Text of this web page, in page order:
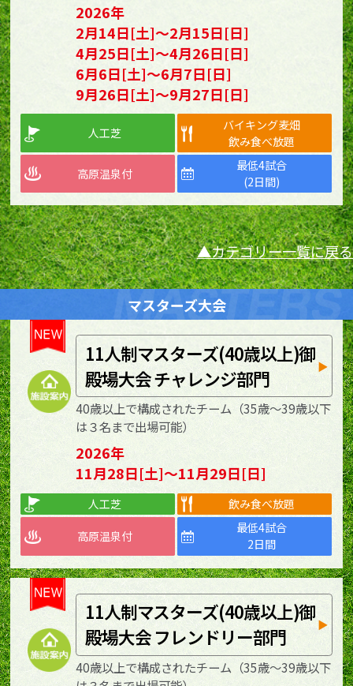
2026年
2月14日[土]～2月15日[日]
4月25日[土]～4月26日[日]
6月6日[土]～6月7日[日]
9月26日[土]～9月27日[日]
人工芝
バイキング麦畑
飲み食べ放題
高原温泉付
最低4試合
(2日間)
カテゴリー一覧に戻る
マスターズ大会
11人制マスターズ(40歳以上)御
殿場大会 チャレンジ部門
40歳以上で構成されたチーム（35歳～39歳以下
は３名まで出場可能）
2026年
11月28日[土]～11月29日[日]
人工芝 飲み食べ放題
高原温泉付
最低4試合
2日間
11人制マスターズ(40歳以上)御
殿場大会 フレンドリー部門
40歳以上で構成されたチーム（35歳～39歳以下